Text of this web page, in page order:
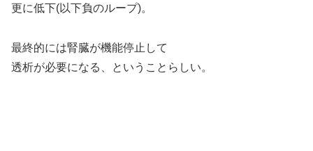
更に低下(以下負のループ)。
最終的には腎臓が機能停止して
透析が必要になる、ということらしい。